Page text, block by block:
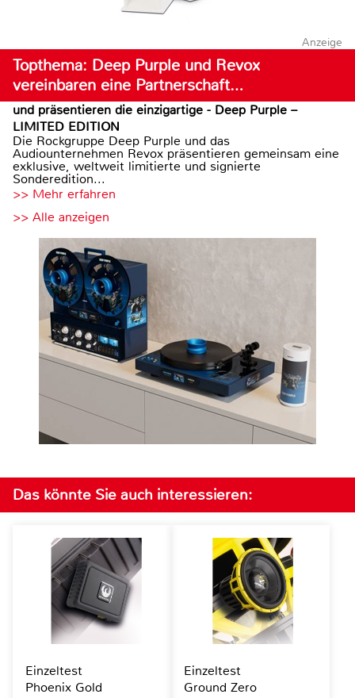
Anzeige
Topthema: Deep Purple und Revox
vereinbaren eine Partnerschaft…
und präsentieren die einzigartige - Deep Purple –
LIMITED EDITION
Die Rockgruppe Deep Purple und das
Audiounternehmen Revox präsentieren gemeinsam eine
exklusive, weltweit limitierte und signierte
Sonderedition...
>> Mehr erfahren
>> Alle anzeigen
Das könnte Sie auch interessieren:
Einzeltest
Phoenix Gold
Einzeltest
Ground Zero